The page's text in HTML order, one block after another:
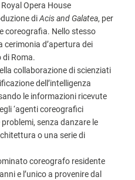
Opera House
diAcis and Galatea, per
coreografia. Nello stesso
cerimonia d’apertura dei
Roma.
collaborazione di scienziati
dell’intelligenza
le informazioni ricevute
‘agenti coreografici
senza danzare le
o una serie di
coreografo residente
e l’unico a provenire dal